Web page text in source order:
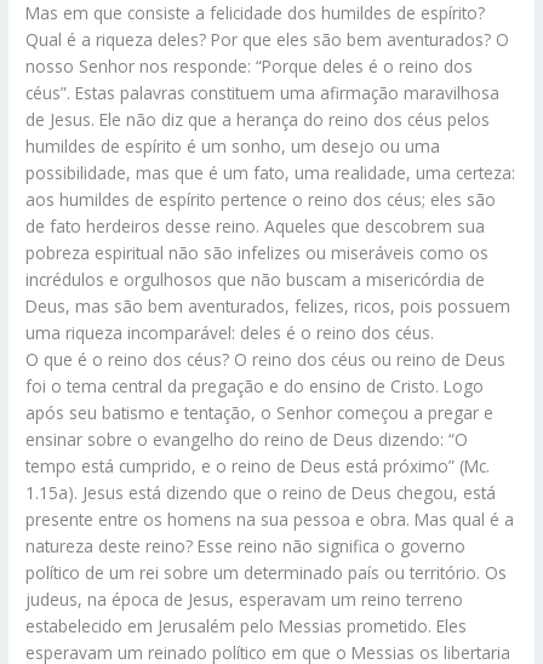
Mas em que consiste a felicidade dos humildes de espírito?
Qual é a riqueza deles? Por que eles são bem aventurados? O
nosso Senhor nos responde: “Porque deles é o reino dos
céus”. Estas palavras constituem uma afirmação maravilhosa
de Jesus. Ele não diz que a herança do reino dos céus pelos
humildes de espírito é um sonho, um desejo ou uma
possibilidade, mas que é um fato, uma realidade, uma certeza:
aos humildes de espírito pertence o reino dos céus; eles são
de fato herdeiros desse reino. Aqueles que descobrem sua
pobreza espiritual não são infelizes ou miseráveis como os
incrédulos e orgulhosos que não buscam a misericórdia de
Deus, mas são bem aventurados, felizes, ricos, pois possuem
uma riqueza incomparável: deles é o reino dos céus.
O que é o reino dos céus? O reino dos céus ou reino de Deus
foi o tema central da pregação e do ensino de Cristo. Logo
após seu batismo e tentação, o Senhor começou a pregar e
ensinar sobre o evangelho do reino de Deus dizendo: “O
tempo está cumprido, e o reino de Deus está próximo” (Mc.
1.15a). Jesus está dizendo que o reino de Deus chegou, está
presente entre os homens na sua pessoa e obra. Mas qual é a
natureza deste reino? Esse reino não significa o governo
político de um rei sobre um determinado país ou território. Os
judeus, na época de Jesus, esperavam um reino terreno
estabelecido em Jerusalém pelo Messias prometido. Eles
esperavam um reinado político em que o Messias os libertaria